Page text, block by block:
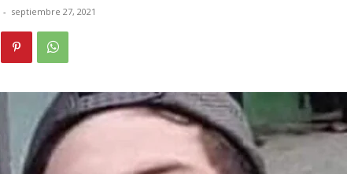
- septiembre 27, 2021